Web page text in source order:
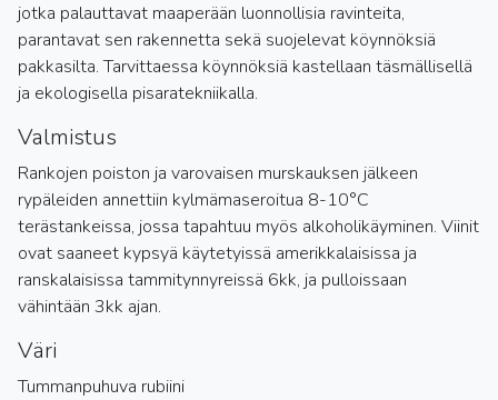
jotka palauttavat maaperään luonnollisia ravinteita,
parantavat sen rakennetta sekä suojelevat köynnöksiä
pakkasilta. Tarvittaessa köynnöksiä kastellaan täsmällisellä
ja ekologisella pisaratekniikalla.
Valmistus
Rankojen poiston ja varovaisen murskauksen jälkeen
rypäleiden annettiin kylmämaseroitua 8-10°C
terästankeissa, jossa tapahtuu myös alkoholikäyminen. Viinit
ovat saaneet kypsyä käytetyissä amerikkalaisissa ja
ranskalaisissa tammitynnyreissä 6kk, ja pulloissaan
vähintään 3kk ajan.
Väri
Tummanpuhuva rubiini